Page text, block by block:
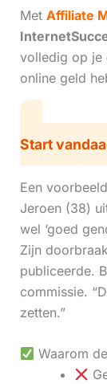
Met Affiliate
volledig op je
online geld
Start
Een
Jeroen (38)
wel ‘goed
Zijn
publiceerde.
commissie.
zetten.”
Waarom